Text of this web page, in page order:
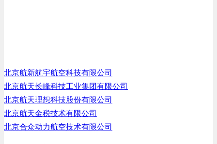
北京航新航宇航空科技有限公司
北京航天长峰科技工业集团有限公司
北京航天理想科技股份有限公司
北京航天金税技术有限公司
北京合众动力航空技术有限公司